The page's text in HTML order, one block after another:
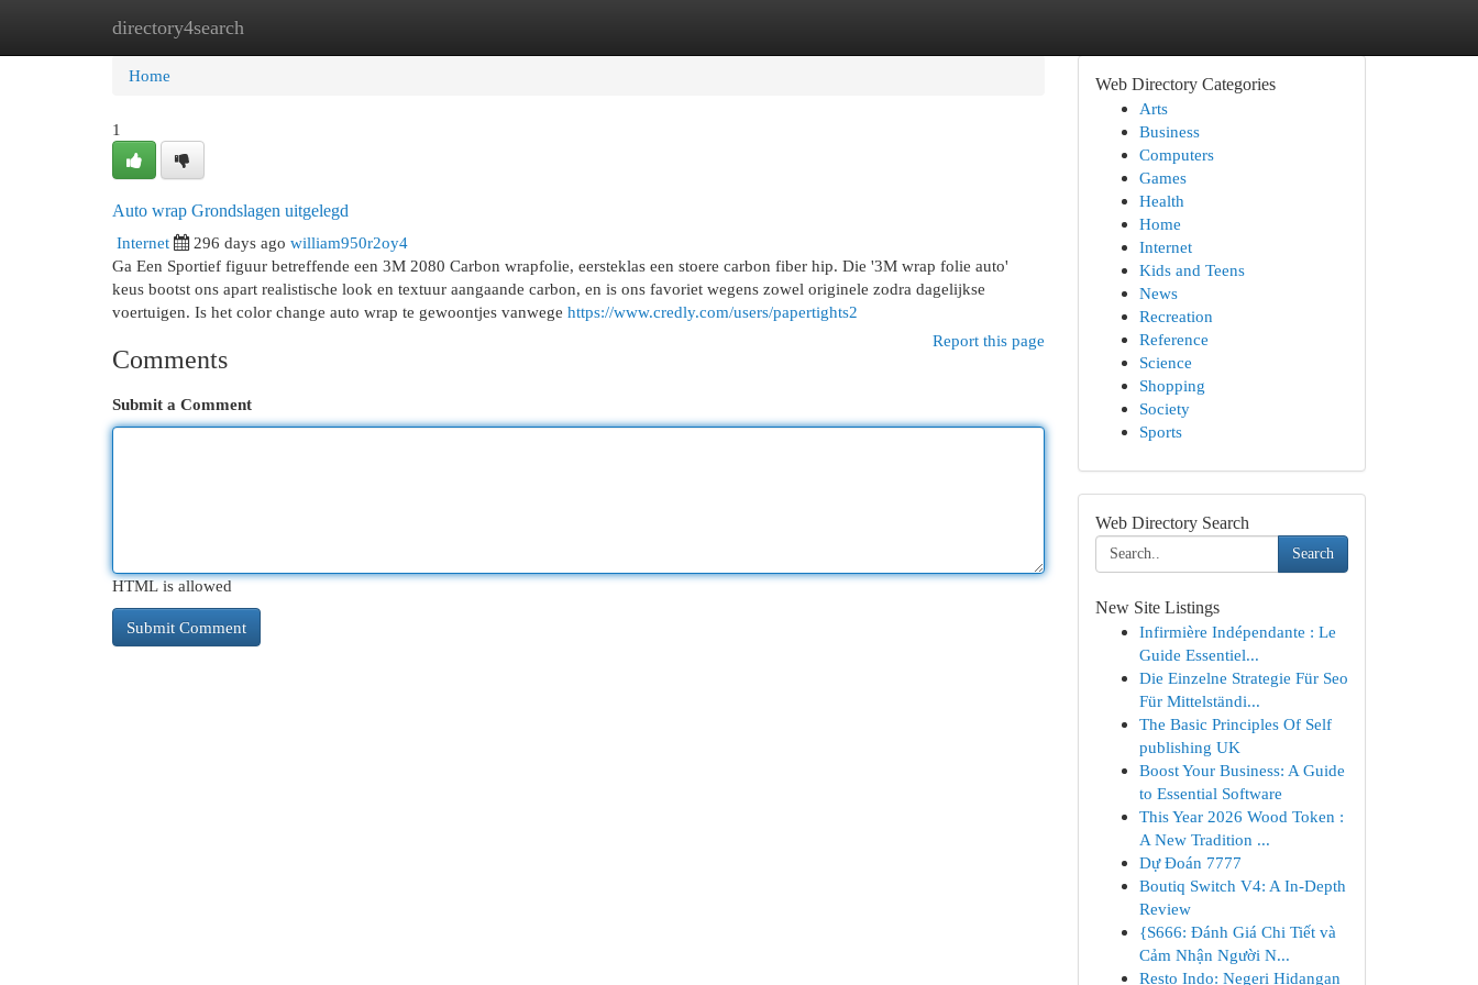
directory4search
Home New Site Listings
Home
1
Auto wrap Grondslagen uitgelegd
Internet
296 days ago william950r2oy4
Ga Een Sportief figuur betreffende een 3M 2080 Carbon wrapfolie, eersteklas een stoere carbon fiber hip. Die '3M wrap folie auto'
keus bootst ons apart realistische look en textuur aangaande carbon, en is ons favoriet wegens zowel originele zodra dagelijkse
voertuigen. Is het color change auto wrap te gewoontjes vanwege https://www.credly.com/users/papertights2
Report this page
Comments
Submit a Comment
HTML is allowed
Web Directory Categories
Arts
Business
Computers
Games
Health
Home
Internet
Kids and Teens
News
Recreation
Reference
Science
Shopping
Society
Sports
Web Directory Search
Search
New Site Listings
Infirmière Indépendante : Le
Guide Essentiel...
Die Einzelne Strategie Für Seo
Für Mittelständi...
The Basic Principles Of Self
publishing UK
Boost Your Business: A Guide
to Essential Software
This Year 2026 Wood Token :
A New Tradition ...
Dự Đoán 7777
Boutiq Switch V4: A In-Depth
Review
{S666: Đánh Giá Chi Tiết và
Cảm Nhận Người N...
Resto Indo: Negeri Hidangan